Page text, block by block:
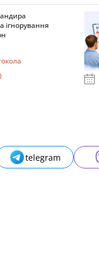
ігнорування
telegram